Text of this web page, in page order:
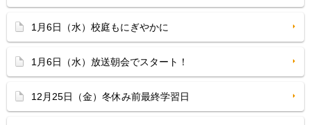
1月6日（水）校庭もにぎやかに
1月6日（水）放送朝会でスタート！
12月25日（金）冬休み前最終学習日